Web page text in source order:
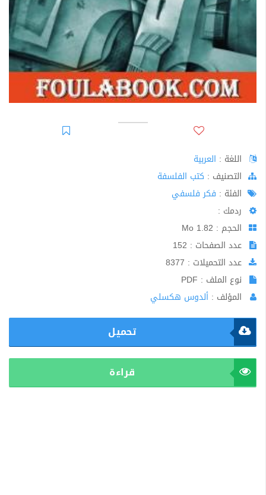
اللغة : العربية
اﻟﺘﺼﻨﻴﻒ : كتب الفلسفة
الفئة : فكر فلسفي
ردمك :
الحجم : 1.82 Mo
عدد الصفحات : 152
عدد التحميلات : 8377
نوع الملف : PDF
المؤلف : ألدوس هكسلي
تحميل
قراءة